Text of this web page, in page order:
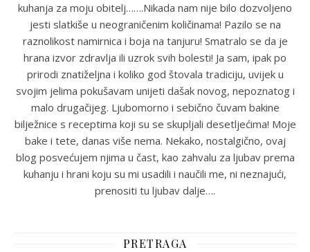
kuhanja za moju obitelj…….Nikada nam nije bilo dozvoljeno
jesti slatkiše u neograničenim količinama! Pazilo se na
raznolikost namirnica i boja na tanjuru! Smatralo se da je
hrana izvor zdravlja ili uzrok svih bolesti! Ja sam, ipak po
prirodi znatiželjna i koliko god štovala tradiciju, uvijek u
svojim jelima pokušavam unijeti dašak novog, nepoznatog i
malo drugačijeg. Ljubomorno i sebično čuvam bakine
bilježnice s receptima koji su se skupljali desetljećima! Moje
bake i tete, danas više nema. Nekako, nostalgično, ovaj
blog posvećujem njima u čast, kao zahvalu za ljubav prema
kuhanju i hrani koju su mi usadili i naučili me, ni neznajući,
prenositi tu ljubav dalje….
PRETRAGA